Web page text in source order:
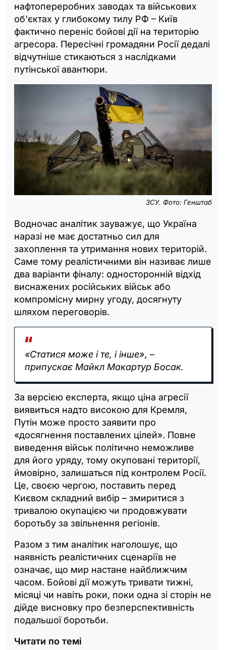
нафтопереробних заводах та військових
об'єктах у глибокому тилу РФ – Київ
фактично переніс бойові дії на територію
агресора. Пересічні громадяни Росії дедалі
відчутніше стикаються з наслідками
путінської авантюри.
ЗСУ. Фото: Генштаб
Водночас аналітик зауважує, що Україна
наразі не має достатньо сил для
захоплення та утримання нових територій.
Саме тому реалістичними він називає лише
два варіанти фіналу: односторонній відхід
виснажених російських військ або
компромісну мирну угоду, досягнуту
шляхом переговорів.
«Статися може і те, і інше», –
припускає Майкл Макартур Босак.
За версією експерта, якщо ціна агресії
виявиться надто високою для Кремля,
Путін може просто заявити про
«досягнення поставлених цілей». Повне
виведення військ політично неможливе
для його уряду, тому окуповані території,
ймовірно, залишаться під контролем Росії.
Це, своєю чергою, поставить перед
Києвом складний вибір – змиритися з
тривалою окупацією чи продовжувати
боротьбу за звільнення регіонів.
Разом з тим аналітик наголошує, що
наявність реалістичних сценаріїв не
означає, що мир настане найближчим
часом. Бойові дії можуть тривати тижні,
місяці чи навіть роки, поки одна зі сторін не
дійде висновку про безперспективність
подальшої боротьби.
Читати по темі